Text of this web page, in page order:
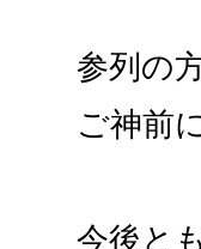
参列の
ご神前
今後と